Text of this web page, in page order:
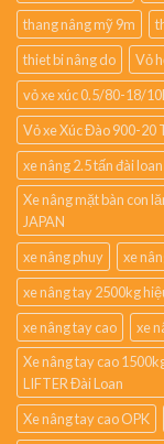
thang nâng mỹ 9m
thiet bi nâng do
Vỏ
vỏ xe xúc 0.5/80-18/
Vỏ xe Xúc Đào 900-20
xe nâng 2.5 tấn đài loan
Xe nâng mặt bàn con
JAPAN
xe nâng phuy
xe
xe nâng tay 2500kg
xe nâng tay cao
xe
Xe nâng tay cao
LIFTER Đài Loan
Xe nâng tay cao OPK